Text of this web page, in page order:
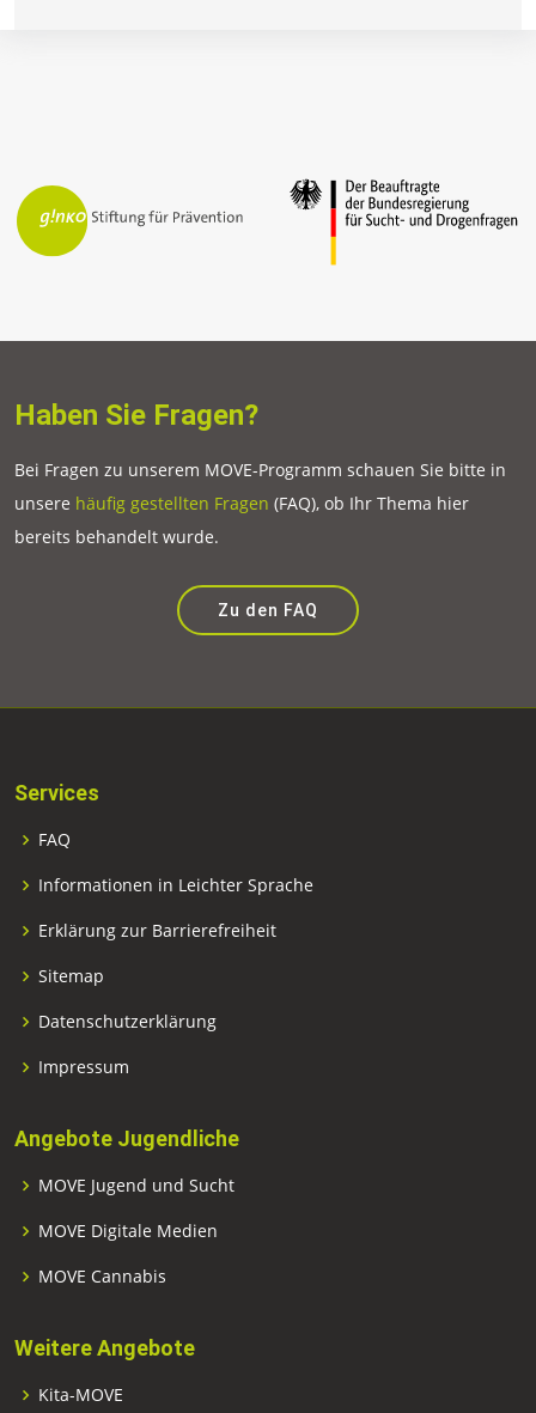
Haben Sie Fragen?
Bei Fragen zu unserem MOVE-Programm schauen Sie bitte in
unsere häufig gestellten Fragen (FAQ), ob Ihr Thema hier
bereits behandelt wurde.
Zu den FAQ
Services
FAQ
Informationen in Leichter Sprache
Erklärung zur Barrierefreiheit
Sitemap
Datenschutzerklärung
Impressum
Angebote Jugendliche
MOVE Jugend und Sucht
MOVE Digitale Medien
MOVE Cannabis
Weitere Angebote
Kita-MOVE